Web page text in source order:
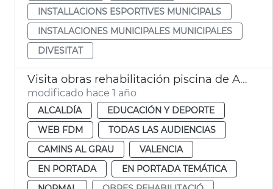
INSTALLACIONS ESPORTIVES MUNICIPALS
INSTALACIONES MUNICIPALES MUNICIPALES
DIVESITAT
Visita obras rehabilitación piscina de Ayora
modificado hace 1 año
ALCALDÍA
EDUCACIÓN Y DEPORTE
WEB FDM
TODAS LAS AUDIENCIAS
CAMINS AL GRAU
VALENCIA
EN PORTADA
EN PORTADA TEMÁTICA